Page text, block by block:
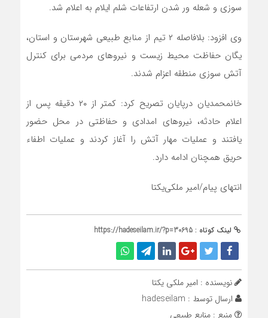
سوزی و شعله ور شدن ارتفاعات شلم ایلام به اعلام شد.
وی افزود: بلافاصله ۲ تیم از منابع طبیعی شهرستان و استان،
یگان حفاظت محیط زیست و نیروهای مردمی برای کنترل
آتش سوزی منطقه اعزام شدند.
خانمحمدیان در‌پایان تصریح کرد: کمتر از ۲۰ دقیقه پس از
اعلام حادثه، نیروهای امدادی و حفاظتی در محل حضور
یافتند و عملیات مهار آتش را آغاز کردند و عملیات اطفاء
حریق همچنان ادامه دارد.
انتهای پیام/امیر ملکی‌یکتا
لینک کوتاه : https://hadeseilam.ir/?p=30695
نویسنده : امیر ملکی یکتا
ارسال توسط : hadeseilam
منبع : منابع طبیعی